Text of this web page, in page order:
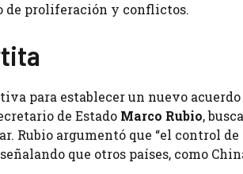
de proliferación y conflictos.
para establecer un nuevo
de Estado Marco Rubio,
Rubio argumentó que “el control de
que otros países, como